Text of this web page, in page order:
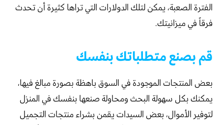
الفترة الصعبة، يمكن لتلك الدولارات التي تراها كثيرة أن تحدث
فرقاً في ميزانيتك.
قم بصنع متطلباتك بنفسك
بعض المنتجات الموجودة في السوق باهظة بصورة مبالغ فيها،
يمكنك بكل سهولة البحث ومحاولة صنعها بنفسك في المنزل
لتوفير الأموال، بعض السيدات يقمن بشراء منتجات التجميل